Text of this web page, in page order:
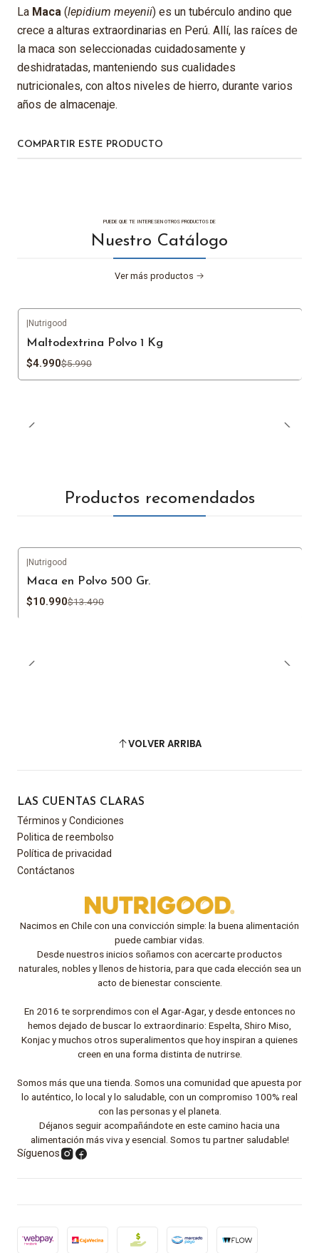
La Maca (lepidium meyenii) es un tubérculo andino que
crece a alturas extraordinarias en Perú. Allí, las raíces de
la maca son seleccionadas cuidadosamente y
deshidratadas, manteniendo sus cualidades
nutricionales, con altos niveles de hierro, durante varios
años de almacenaje.
COMPARTIR ESTE PRODUCTO
PUEDE QUE TE INTERESEN OTROS PRODUCTOS DE
Nuestro Catálogo
Ver más productos
Nutrigood
Maltodextrina Polvo 1 Kg
$4.990$5.990
Productos recomendados
|Nutrigood
Maca en Polvo 500 Gr.
$10.990$13.490
VOLVER ARRIBA
LAS CUENTAS CLARAS
Términos y Condiciones
Politica de reembolso
Política de privacidad
Contáctanos
Nacimos en Chile con una convicción simple: la buena alimentación
puede cambiar vidas.
Desde nuestros inicios soñamos con acercarte productos
naturales, nobles y llenos de historia, para que cada elección sea un
acto de bienestar consciente.
En 2016 te sorprendimos con el Agar-Agar, y desde entonces no
hemos dejado de buscar lo extraordinario: Espelta, Shiro Miso,
Konjac y muchos otros superalimentos que hoy inspiran a quienes
creen en una forma distinta de nutrirse.
Somos más que una tienda. Somos una comunidad que apuesta por
lo auténtico, lo local y lo saludable, con un compromiso 100% real
con las personas y el planeta.
Déjanos seguir acompañándote en este camino hacia una
alimentación más viva y esencial. Somos tu partner saludable!
Síguenos